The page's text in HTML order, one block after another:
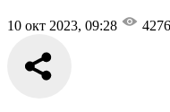
10 окт 2023, 09:28 4276